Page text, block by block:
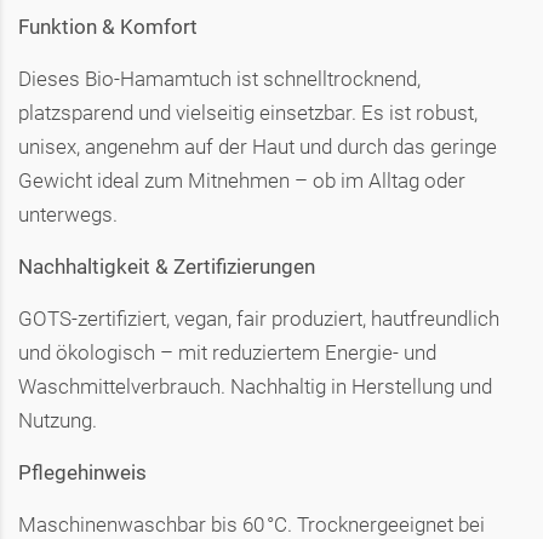
Funktion & Komfort
Dieses Bio-Hamamtuch ist schnelltrocknend,
platzsparend und vielseitig einsetzbar. Es ist robust,
unisex, angenehm auf der Haut und durch das geringe
Gewicht ideal zum Mitnehmen – ob im Alltag oder
unterwegs.
Nachhaltigkeit & Zertifizierungen
GOTS-zertifiziert, vegan, fair produziert, hautfreundlich
und ökologisch – mit reduziertem Energie- und
Waschmittelverbrauch. Nachhaltig in Herstellung und
Nutzung.
Pflegehinweis
Maschinenwaschbar bis 60 °C. Trocknergeeignet bei